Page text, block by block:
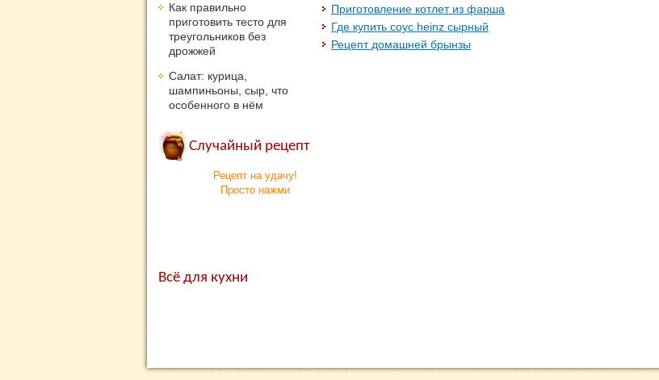
Приготовление котлет из фарша
Где купить соус heinz сырный
Рецепт домашней брынзы
Как правильно
приготовить тесто для
треугольников без
дрожжей
Салат: курица,
шампиньоны, сыр, что
особенного в нём
Случайный рецепт
Рецепт на удачу!
Просто нажми
Всё для кухни